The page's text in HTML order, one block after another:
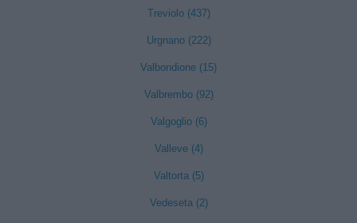
Treviolo (437)
Urgnano (222)
Valbondione (15)
Valbrembo (92)
Valgoglio (6)
Valleve (4)
Valtorta (5)
Vedeseta (2)